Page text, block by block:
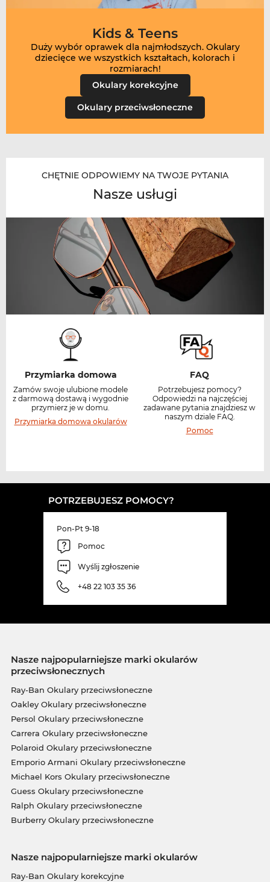
Kids & Teens
Duży wybór oprawek dla najmłodszych. Okulary
dziecięce we wszystkich kształtach, kolorach i
Okulary korekcyjne
Okulary przeciwsłoneczne
CHĘTNIE ODPOWIEMY NA TWOJE PYTANIA
Nasze usługi
Przymiarka domowa
Zamów swoje ulubione modele
z darmową dostawą i wygodnie
przymierz je w domu.
Przymiarka domowa okularów
FAQ
Potrzebujesz pomocy?
Odpowiedzi na najczęściej
zadawane pytania znajdziesz w
naszym dziale FAQ.
Pomoc
POTRZEBUJESZ POMOCY?
Pon-Pt 9-18
Pomoc
Wyślij zgłoszenie
+48 22 103 35 36
Nasze najpopularniejsze marki okularów
przeciwsłonecznych
Ray-Ban Okulary przeciwsłoneczne
Oakley Okulary przeciwsłoneczne
Persol Okulary przeciwsłoneczne
Carrera Okulary przeciwsłoneczne
Polaroid Okulary przeciwsłoneczne
Emporio Armani Okulary przeciwsłoneczne
Michael Kors Okulary przeciwsłoneczne
Guess Okulary przeciwsłoneczne
Ralph Okulary przeciwsłoneczne
Burberry Okulary przeciwsłoneczne
Nasze najpopularniejsze marki okularów
Ray-Ban Okulary korekcyjne